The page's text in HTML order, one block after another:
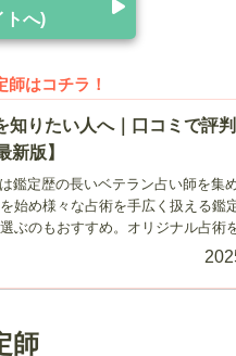
トへ)
師はコチラ！
知りたい人へ｜口コミで評
新版】
鑑定歴の長いベテラン占い師を集
始め様々な占術を手広く扱える鑑
ぶのもおすすめ。オリジナル占術
師